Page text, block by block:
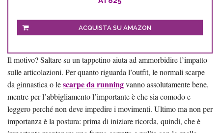
ACQUISTA SU AMAZON
Il motivo? Saltare su un tappetino aiuta ad ammorbidire l’impatto
sulle articolazioni. Per quanto riguarda l’outfit, le normali scarpe
da ginnastica o lescarpe da runningvanno assolutamente bene,
mentre per l’abbigliamento l’importante è che sia comodo e
leggero perché non deve impedire i movimenti. Ultimo ma non per
importanza è la postura: prima di iniziare ricorda, quindi, che è